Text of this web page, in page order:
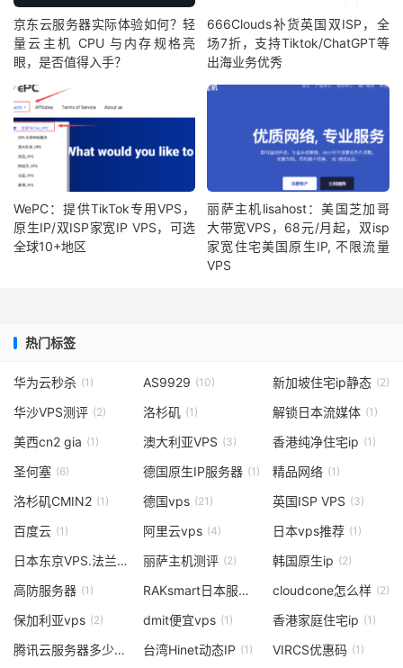
京东云服务器实际体验如何？轻
量云主机 CPU 与内存规格亮
眼，是否值得入手？
666Clouds补货英国双ISP，全
场7折，支持Tiktok/ChatGPT等
出海业务优秀
WePC：提供TikTok专用VPS，
原生IP/双ISP家宽IP VPS，可选
全球10+地区
丽萨主机lisahost：美国芝加哥
大带宽VPS，68元/月起，双isp
家宽住宅美国原生IP, 不限流量
VPS
热门标签
华为云秒杀 (1) AS9929 (10) 新加坡住宅ip静态 (2)
华沙VPS测评 (2) 洛杉矶 (1) 解锁日本流媒体 (1)
美西cn2 gia (1) 澳大利亚VPS (3) 香港纯净住宅ip (1)
圣何塞 (6) 德国原生IP服务器 (1) 精品网络 (1)
洛杉矶CMIN2 (1) 德国vps (21) 英国ISP VPS (3)
百度云 (1) 阿里云vps (4) 日本vps推荐 (1)
日本东京VPS.法兰克福vps (2)
丽萨主机测评 (2) 韩国原生ip (2)
高防服务器 (1) RAKsmart日本服务器 (1)
cloudcone怎么样 (2)
保加利亚vps (2) dmit便宜vps (1) 香港家庭住宅ip (1)
腾讯云服务器多少钱一年 (2)
台湾Hinet动态IP (1) VIRCS优惠码 (1)